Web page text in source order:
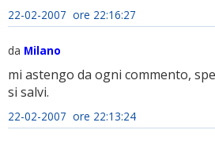
22-02-2007 ore 22:16:27
da Milano
mi astengo da ogni commento,
si salvi.
22-02-2007 ore 22:13:24